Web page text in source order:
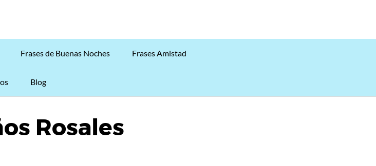
Frases de Buenas Noches Frases Amistad
Blog
Rosales